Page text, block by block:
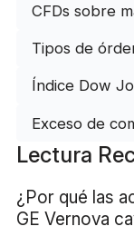
CFDs sobre
Tipos de
Índice Dow
Exceso de
Lectura
¿Por qué las
GE Vernova